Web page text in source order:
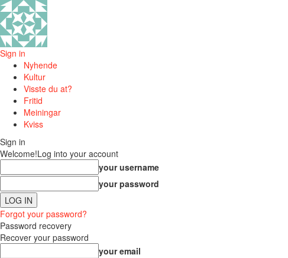
Sign in
Nyhende
Kultur
Visste du at?
Fritid
Meiningar
Kviss
Sign in
Welcome!Log into your account
your username
your password
Forgot your password?
Password recovery
Recover your password
your email